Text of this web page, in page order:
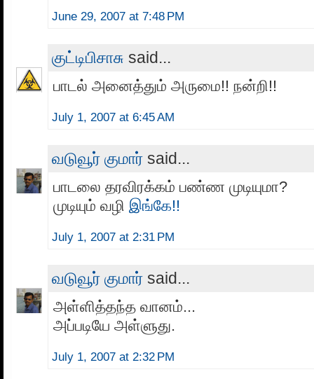
June 29, 2007 at 7:48 PM
குட்டிபிசாசு said...
பாடல் அனைத்தும் அருமை!! நன்றி!!
July 1, 2007 at 6:45 AM
வடுவூர் குமார் said...
பாடலை தரவிரக்கம் பண்ண முடியுமா?
முடியும் வழி இங்கே!!
July 1, 2007 at 2:31 PM
வடுவூர் குமார் said...
அள்ளித்தந்த வானம்...
அப்படியே அள்ளுது.
July 1, 2007 at 2:32 PM